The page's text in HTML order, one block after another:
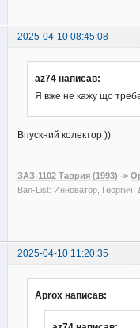
2025-04-10 08:45:08
az74 написав:
Я вже не кажу що
Впускний колектор ))
ЗАЗ-1102 Таврия (1993) ->
Ban-List: Инноватор,
2025-04-10 11:20:35
Aprox написав: